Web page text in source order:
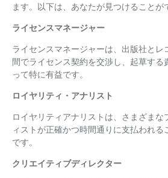
ます。以下は、あなたが見つけること
ライセンスマネージャー
ライセンスマネージャーは、出版社と
間でライセンス契約を交渉し、起草す
って特に有益です。
ロイヤリティ・アナリスト
ロイヤリティアナリストは、さまざま
ィストが正確かつ時間通りに支払われ
です。
クリエイティブディレクター